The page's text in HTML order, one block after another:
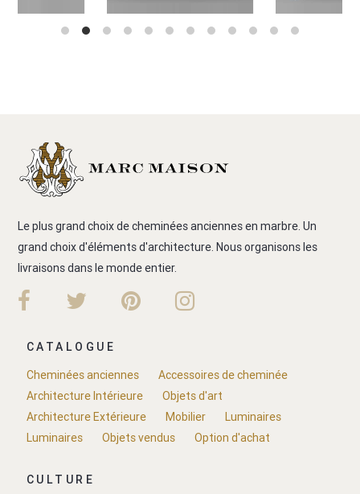
Le plus grand choix de cheminées anciennes en marbre. Un
grand choix d'éléments d'architecture. Nous organisons les
livraisons dans le monde entier.
CATALOGUE
Cheminées anciennes
Accessoires de cheminée
Architecture Intérieure
Objets d'art
Architecture Extérieure
Mobilier
Luminaires
Luminaires
Objets vendus Option d'achat
CULTURE